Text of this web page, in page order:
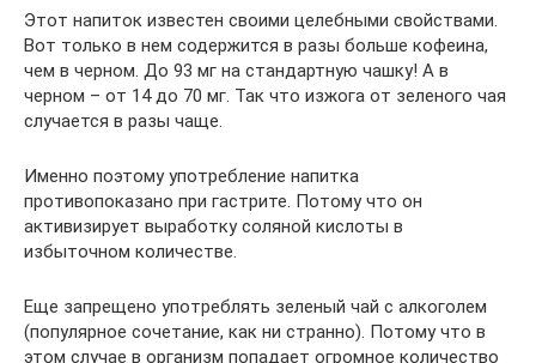
Этот напиток известен своими целебными свойствами.
Вот только в нем содержится в разы больше кофеина,
чем в черном. До 93 мг на стандартную чашку! А в
черном – от 14 до 70 мг. Так что изжога от зеленого чая
случается в разы чаще.
Именно поэтому употребление напитка
противопоказано при гастрите. Потому что он
активизирует выработку соляной кислоты в
избыточном количестве.
Еще запрещено употреблять зеленый чай с алкоголем
(популярное сочетание, как ни странно). Потому что в
этом случае в организм попадает огромное количество